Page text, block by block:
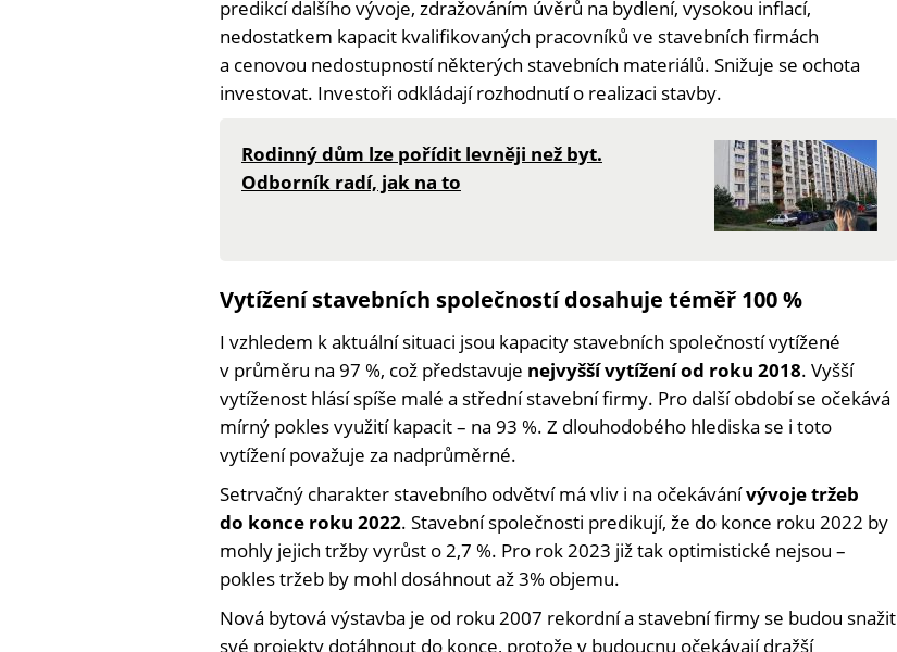
predikcí dalšího vývoje, zdražováním úvěrů na bydlení, vysokou inflací,
nedostatkem kapacit kvalifikovaných pracovníků ve stavebních firmách
a cenovou nedostupností některých stavebních materiálů. Snižuje se ochota
investovat. Investoři odkládají rozhodnutí o realizaci stavby.
Rodinný dům lze pořídit levněji než byt.
Odborník radí, jak na to
Vytížení stavebních společností dosahuje téměř 100 %
I vzhledem k aktuální situaci jsou kapacity stavebních společností vytížené
v průměru na 97 %, což představuje nejvyšší vytížení od roku 2018. Vyšší
vytíženost hlásí spíše malé a střední stavební firmy. Pro další období se očekává
mírný pokles využití kapacit – na 93 %. Z dlouhodobého hlediska se i toto
vytížení považuje za nadprůměrné.
Setrvačný charakter stavebního odvětví má vliv i na očekávánívývoje tržeb
do konce roku 2022. Stavební společnosti predikují, že do konce roku 2022 by
mohly jejich tržby vyrůst o 2,7 %. Pro rok 2023 již tak optimistické nejsou –
pokles tržeb by mohl dosáhnout až 3% objemu.
Nová bytová výstavba je od roku 2007 rekordní a stavební firmy se budou snažit
své projekty dotáhnout do konce, protože v budoucnu očekávají dražší